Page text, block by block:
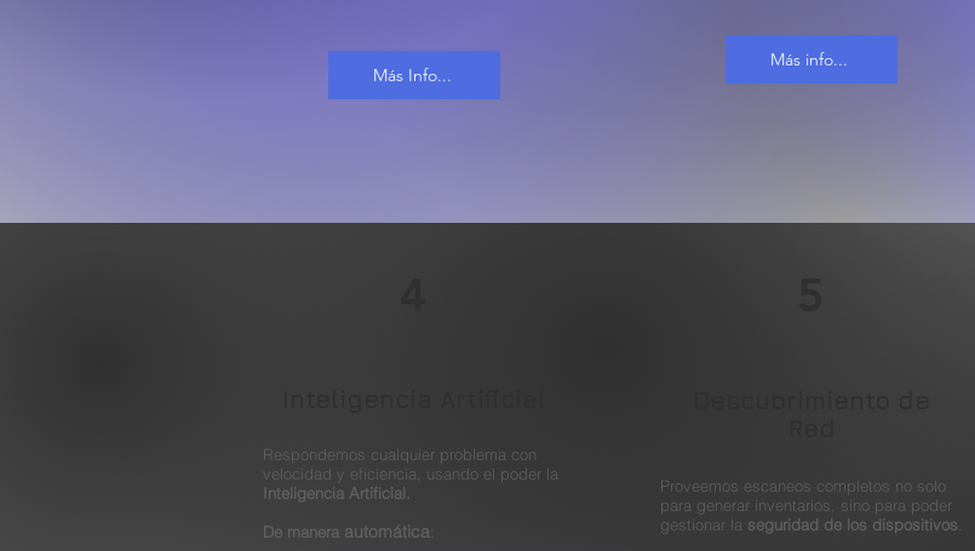
Más Info...
Más info...
Respondemos cualquier problema con
velocidad y eficiencia, usando el poder la
Inteligencia Artificial.
De manera automática
Proveemos escaneos completos no solo
para generar inventarios, sino para poder
gestionar la seguridad de los dispositivos